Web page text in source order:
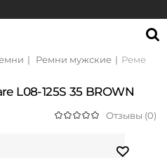
Ремни мужские
Ремень
L08-125S 35 BROWN
Отзывы (0)